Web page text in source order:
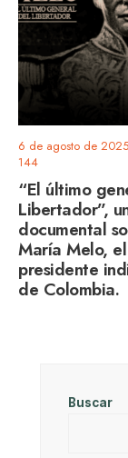
6 de agosto de 2025
144
“El último
Libertador”,
documental
María Melo,
presidente
de Colombia.
Buscar